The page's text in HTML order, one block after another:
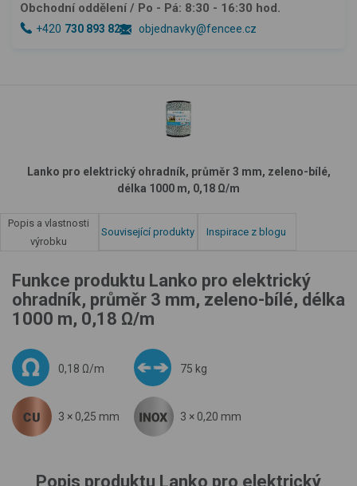
Obchodní oddělení / Po - Pá: 8:30 - 16:30 hod.
+420 730 893 828 objednavky@fencee.cz
Lanko pro elektrický ohradník, průměr 3 mm, zeleno-bílé,
délka 1000 m, 0,18 Ω/m
Popis a vlastnosti
výrobku
Související produkty Inspirace z blogu
Funkce produktu Lanko pro elektrický
ohradník, průměr 3 mm, zeleno-bílé, délka
1000 m, 0,18 Ω/m
0,18 Ω/m 75 kg
3 × 0,25 mm 3 × 0,20 mm
Popis produktu Lanko pro elektrický